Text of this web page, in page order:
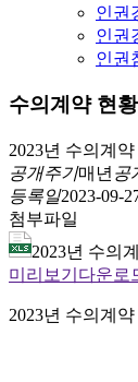
인권
인권
인권
수의계약 현황
2023년 수의계
공개주기매년 공
등록일2023-09-
첨부파일
2023년 수의
미리보기 다운로
2023년 수의계